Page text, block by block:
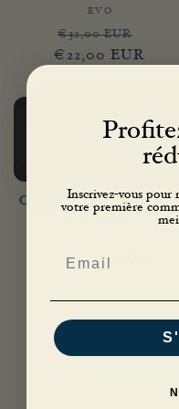
Fournisseur
EVO
Prix
habituel
€32,00 EUR
€22,00 EUR
Coffret Brosse Chauffante
ghd Glide
Prix
€190,00 EUR
Inscrivez-vous pour
votre première